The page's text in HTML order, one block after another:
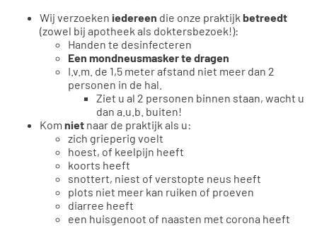
Wij verzoeken iedereen die onze praktijk betreedt
(zowel bij apotheek als doktersbezoek!):
Handen te desinfecteren
Een mondneusmasker te dragen
I.v.m. de 1,5 meter afstand niet meer dan 2
personen in de hal.
Ziet u al 2 personen binnen staan, wacht u
dan a.u.b. buiten!
Kom niet naar de praktijk als u:
zich grieperig voelt
hoest, of keelpijn heeft
koorts heeft
snottert, niest of verstopte neus heeft
plots niet meer kan ruiken of proeven
diarree heeft
een huisgenoot of naasten met corona heeft